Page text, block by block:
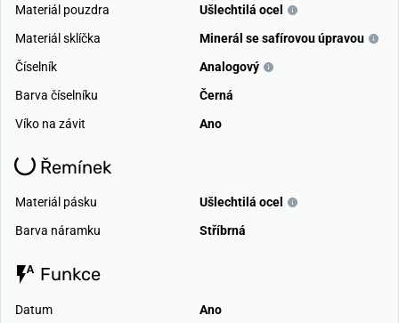
Materiál pouzdra
Ušlechtilá ocel
Materiál sklíčka
Minerál se safírovou úpravou
Číselník
Analogový
Barva číselníku
Černá
Víko na závit
Ano
Řemínek
Materiál pásku
Ušlechtilá ocel
Barva náramku
Stříbrná
Funkce
Datum
Ano